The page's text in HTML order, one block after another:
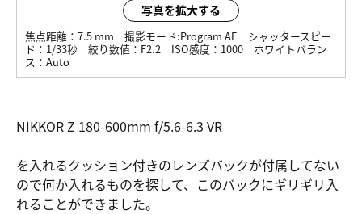
写真を拡大する
焦点距離： 7.5 mm 撮影モード:Program AE
シャッタースピー
ド： 1/33秒 絞り数値： F2.2 ISO感度： 1000
ホワイトバラン
ス： Auto
NIKKOR Z 180-600mm f/5.6-6.3 VR
を入れるクッション付きのレンズバックが付属してない
ので何か入れるものを探して、このバックにギリギリ入
れることができました。